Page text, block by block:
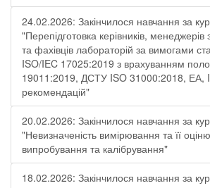
24.02.2026: Закінчилося навчання за
"Перепідготовка керівників, менеджерів
та фахівців лабораторій за вимогами
ISO/IEC 17025:2019 з врахуванням
19011:2019, ДСТУ ISO 31000:2018, ЕА,
рекомендацій"
20.02.2026: Закінчилося навчання за
"Невизначеність вимірювання та її
випробування та калібрування"
18.02.2026: Закінчилося навчання за